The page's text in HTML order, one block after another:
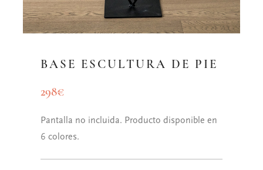
BASE ESCULTURA DE PIE
298€
Pantalla no incluida. Producto disponible en
6 colores.